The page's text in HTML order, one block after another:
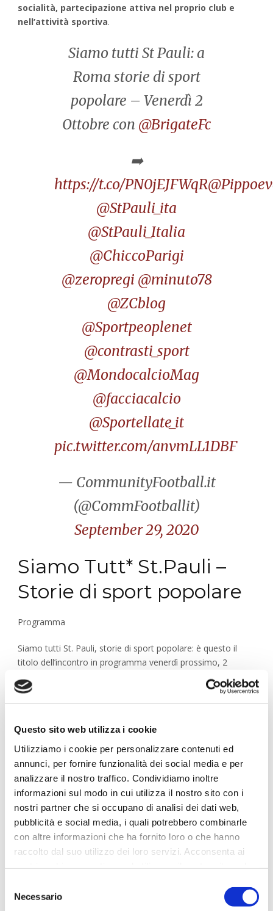
Questo sito web utilizza i cookie
Utilizziamo i cookie per personalizzare contenuti ed
annunci, per fornire funzionalità dei social media e per
analizzare il nostro traffico. Condividiamo inoltre
informazioni sul modo in cui utilizza il nostro sito con i
nostri partner che si occupano di analisi dei dati web,
pubblicità e social media, i quali potrebbero combinarle
con altre informazioni che ha fornito loro o che hanno
raccolto dal suo utilizzo dei loro servizi. Acconsenta ai
delNecessario
socialità, partecipazione attiva nel proprio club e
nell’attività sportiva.
Siamo tutti St Pauli: a
Roma storie di sport
popolare – Venerdì 2
Ottobre con @BrigateFc
➡️
https://t.co/PN0jEJFWqR
@StPauli_ita
@StPauli_Italia
@ChiccoParigi
@zeropregi @minuto78
@ZCblog
@Sportpeoplenet
@contrasti_sport
@MondocalcioMag
@facciacalcio
@Sportellate_it
pic.twitter.com/anvmLL1DBF
— CommunityFootball.it
(@CommFootballit)
September 29, 2020
Siamo Tutt* St.Pauli –
Storie di sport popolare
Programma
Siamo tutti St. Pauli, storie di sport popolare: è questo il
titolo dell’incontro in programma venerdì prossimo, 2
Il luogo dell’incontro è la sala Angelo Mai, in via Terme di
dalle nostre Brigate Garibaldi St Pauli, occasionalmente in
trasferta nell’Urbe.
Ingresso ore 18.00
18.30 Proiezione partita St.Pauli – Sv Sandhausen
20,30 Massimo Finizio, Direttore di Tuttostpauli ed ex
dirigente italiano del Sankt Pauli, e Luca Bolli, vice direttore
Tuttostpauli e consigliere Brigate Garibaldi FC St. Pauli, ci